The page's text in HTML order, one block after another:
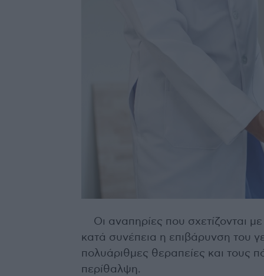
Οι αναπηρίες που σχετίζονται
κατά συνέπεια η επιβάρυνση του
πολυάριθμες θεραπείες και τους
περίθαλψη.